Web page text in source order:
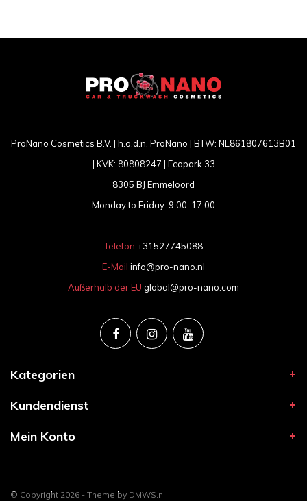
ProNano Cosmetics B.V. | h.o.d.n. ProNano | BTW: NL861807613B01
| KVK: 80808247 | Ecopark 33
8305 BJ Emmeloord
Monday to Friday: 9:00-17:00
Telefon +31527745088
E-Mail info@pro-nano.nl
Außerhalb der EU global@pro-nano.com
Kategorien
Kundendienst
Mein Konto
© Copyright 2026 - Theme by DMWS.nl